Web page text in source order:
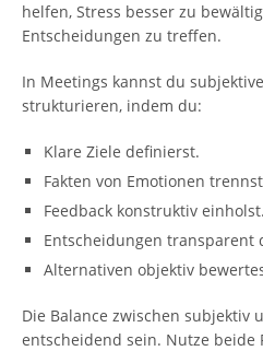
helfen, Stress besser zu
Entscheidungen zu treffen.
In Meetings kannst du
strukturieren, indem du:
Klare Ziele definierst.
Fakten von Emotionen
Feedback konstruktiv einholst.
Entscheidungen transparent
Alternativen objektiv
Die Balance zwischen subjektiv
entscheidend sein. Nutze beide